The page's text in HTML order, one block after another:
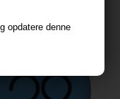
opdatere denne